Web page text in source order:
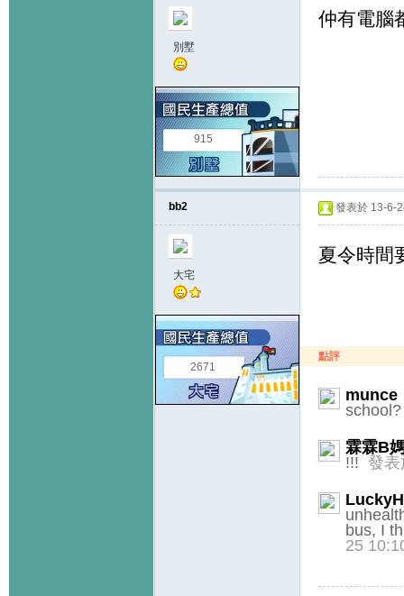
別墅
915
仲有電腦
bb2
大宅
2671
發表於 13-6-
夏令時間
點評
munce
霖霖B
!!! 發表
bus, I
25